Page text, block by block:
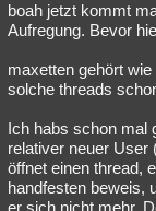
boah jetzt kommt
Aufregung. Bevor
maxetten gehört
solche threads
Ich habs schon mal
relativer neuer User
öffnet einen thread,
handfesten beweis,
er sich nicht mehr.